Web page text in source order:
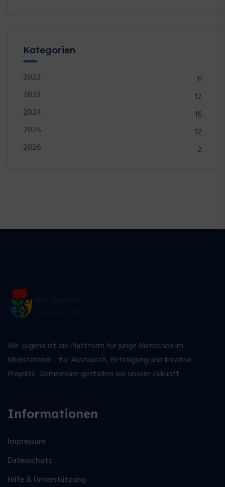
Kategorien
2022
11
2023
12
2024
16
2025
12
2026
2
We-Jugend ist die Plattform für junge Menschen im
Münsterland – für Austausch, Beteiligung und kreative
Projekte. Gemeinsam gestalten wir unsere Zukunft.
Informationen
Impressum
Datenschutz
Hilfe & Unterstützung